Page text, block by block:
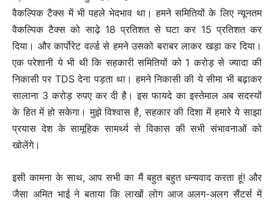
वैकल्पिक टैक्स में भी पहले भेदभाव था। हमने समितियों के लिए न्यूनतम
वैकल्पिक टैक्स को साढ़े 18 प्रतिशत से घटा कर 15 प्रतिशत कर
दिया। और कार्पोरेट वर्ल्ड से हमने उसको बराबर लाकर खड़ा कर दिया।
एक परेशानी ये भी थी कि सहकारी समितियों को 1 करोड़ से ज्यादा की
निकासी पर TDS देना पड़ता था। हमने निकासी की ये सीमा भी बढ़ाकर
सालाना 3 करोड़ रुपए कर दी है। इस फायदे का इस्तेमाल अब सदस्यों
के हित में हो सकेगा। मुझे विश्वास है, सहकार की दिशा में हमारे ये साझा
प्रयास देश के सामूहिक सामर्थ्य से विकास की सभी संभावनाओं को
खोलेंगे।
इसी कामना के साथ, आप सभी का मैं बहुत बहुत धन्यवाद करता हूं! और
जैसा अमित भाई ने बताया कि लाखों लोग आज अलग-अलग सैंटर्स में